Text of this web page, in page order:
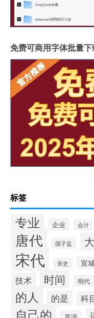
免费可商用字体批量下
标签
专业 企业 会计
唐代 国子监
宋代 宋史 宣
技术 时间 明代
的人 的是 科
自己的